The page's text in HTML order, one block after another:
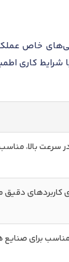
خاص
شرایط کاری
سرعت بالا،
دقیق
برای صنایع